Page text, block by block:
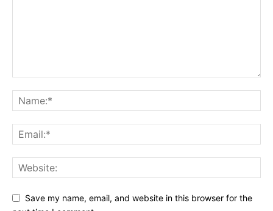
Save my name, email, and website in this browser for the